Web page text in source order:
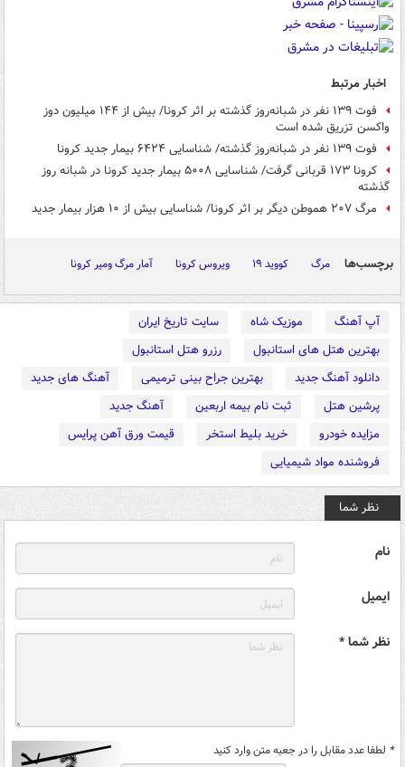
اخبار مرتبط
فوت ۱۳۹ نفر در شبانه‌روز گذشته بر اثر کرونا/ بیش از ۱۴۴ میلیون دوز
واکسن تزریق شده است
فوت ۱۳۹ نفر در شبانه‌روز گذشته/ شناسایی ۶۴۲۴ بیمار جدید کرونا
کرونا ۱۷۳ قربانی گرفت/ شناسایی ۵۰۰۸ بیمار جدید کرونا در شبانه روز
گذشته
مرگ ۲۰۷ هموطن دیگر بر اثر کرونا/ شناسایی بیش از ۱۰ هزار بیمار جدید
برچسب‌ها مرگ کووید ۱۹ ویروس کرونا آمار مرگ ومیر کرونا
آپ آهنگ موزیک شاه
سایت تاریخ ایران
بهترین هتل های استانبول
رزرو هتل استانبول
دانلود آهنگ جدید
بهترین جراح بینی ترمیمی
آهنگ های جدید
پرشین هتل
ثبت نام بیمه اربعین
آهنگ جدید
مزایده خودرو
خرید بلیط استخر
قیمت ورق آهن پرایس
فروشنده مواد شیمیایی
نظر شما
نام
ایمیل
نظر شما *
* لطفا عدد مقابل را در جعبه متن وارد کنید